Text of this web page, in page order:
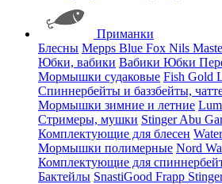
Приманки
Блесны Mepps Blue Fox Nils
Юбки, вабики Вабики Юбки
Мормышки судаковые Fish Gold
Спиннербейты и баззбейты,
Мормышки зимние и летние
Стримеры, мушки StingerAbu
Комплектующие для блесен
Мормышки полимерные Nord
Комплектующие для
Бактейлы SnastiGood Frapp